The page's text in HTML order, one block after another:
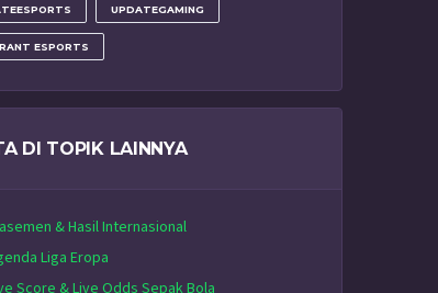
UPDATEGAMING
ESPORTS
DI TOPIK LAINNYA
& Hasil Internasional
Liga Eropa
Score & Live Odds Sepak Bola